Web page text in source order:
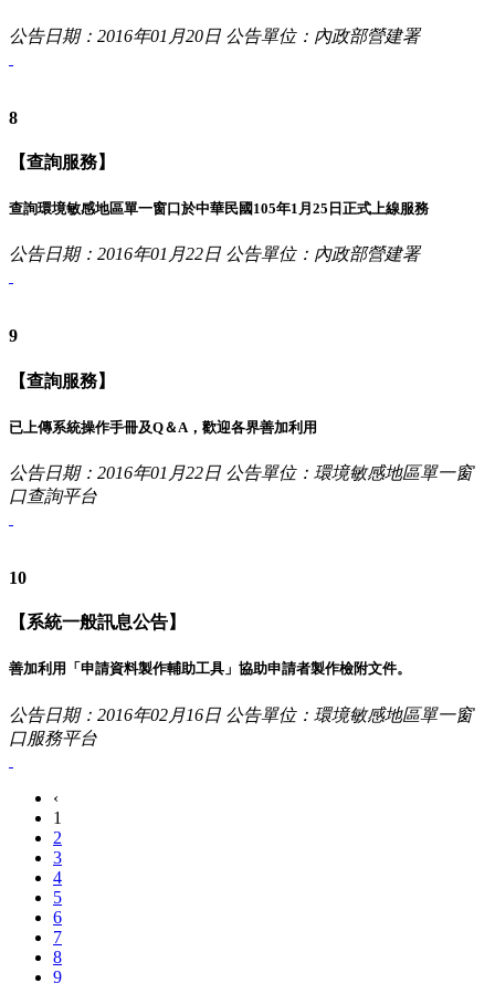
公告日期：2016年01月20日 公告單位：內政部營建署
8
【查詢服務】
查詢環境敏感地區單一窗口於中華民國105年1月25日正式上線服務
公告日期：2016年01月22日 公告單位：內政部營建署
9
【查詢服務】
已上傳系統操作手冊及Q＆A，歡迎各界善加利用
公告日期：2016年01月22日 公告單位：環境敏感地區單一窗
口查詢平台
10
【系統一般訊息公告】
善加利用「申請資料製作輔助工具」協助申請者製作檢附文件。
公告日期：2016年02月16日 公告單位：環境敏感地區單一窗
口服務平台
‹
1
2
3
4
5
6
7
8
9